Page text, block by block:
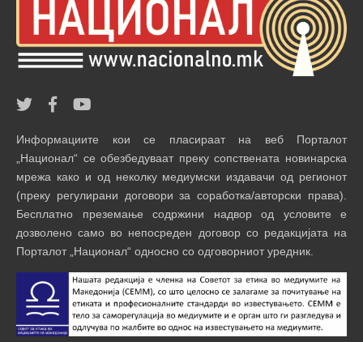
Информациите кои се пласираат на веб Порталот
„Национал“ се обезбедуваат преку сопствената новинарска
мрежа како и од неколку медиумски издавачи од регионот
(преку регулирани договори за соработка/авторски права).
Бесплатно преземање содржини надвор од условите е
дозволено само во непосреден договор со редакцијата на
Порталот „Национал“ односно со одговорниот уредник.